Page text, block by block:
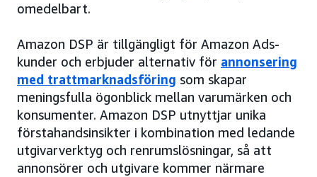
omedelbart.
Amazon DSP är tillgängligt för Amazon Ads-
kunder och erbjuder alternativ för annonsering
med trattmarknadsföring som skapar
meningsfulla ögonblick mellan varumärken och
konsumenter. Amazon DSP utnyttjar unika
förstahandsinsikter i kombination med ledande
utgivarverktyg och renrumslösningar, så att
annonsörer och utgivare kommer närmare